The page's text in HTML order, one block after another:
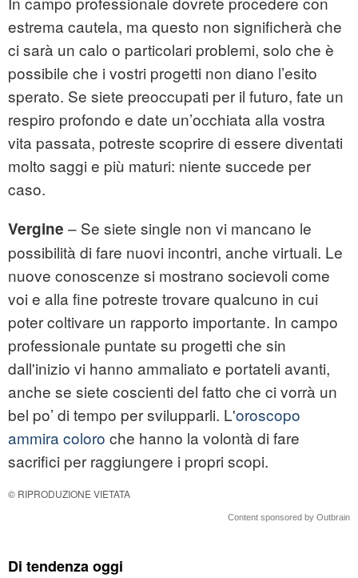
estrema cautela, ma questo non significherà che
ci sarà un calo o particolari problemi, solo che è
possibile che i vostri progetti non diano l’esito
sperato. Se siete preoccupati per il futuro, fate un
respiro profondo e date un’occhiata alla vostra
vita passata, potreste scoprire di essere diventati
molto saggi e più maturi: niente succede per
caso.
Vergine – Se siete single non vi mancano le
possibilità di fare nuovi incontri, anche virtuali. Le
nuove conoscenze si mostrano socievoli come
voi e alla fine potreste trovare qualcuno in cui
poter coltivare un rapporto importante. In campo
professionale puntate su progetti che sin
dall'inizio vi hanno ammaliato e portateli avanti,
anche se siete coscienti del fatto che ci vorrà un
bel po’ di tempo per svilupparli. L'oroscopo
ammira coloro che hanno la volontà di fare
sacrifici per raggiungere i propri scopi.
© RIPRODUZIONE VIETATA
Content sponsored by Outbrain
Di tendenza oggi